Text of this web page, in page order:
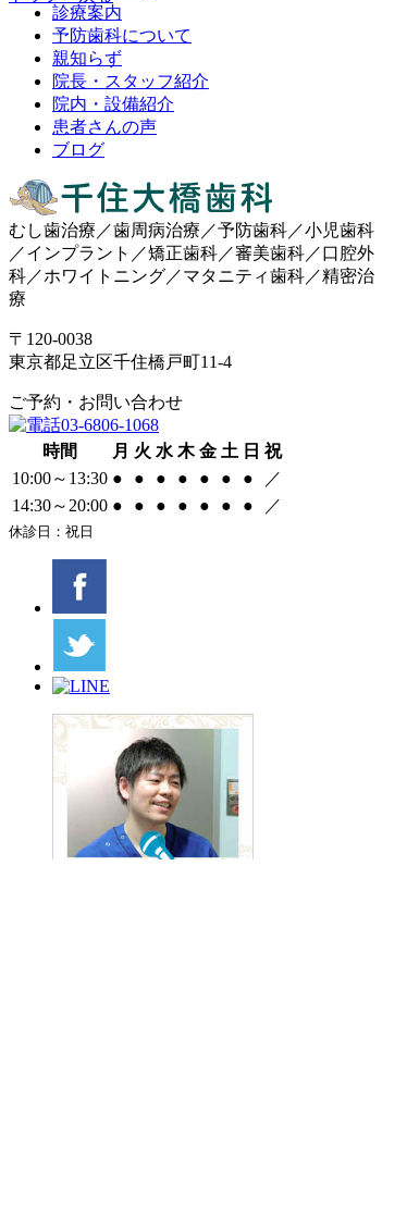
診療案内
予防歯科について
親知らず
院長・スタッフ紹介
院内・設備紹介
患者さんの声
ブログ
むし歯治療／歯周病治療／予防歯科／小児歯科
／インプラント／矯正歯科／審美歯科／口腔外
科／ホワイトニング／マタニティ歯科／精密治
療
〒120-0038
東京都足立区千住橋戸町11-4
ご予約・お問い合わせ
03-6806-1068
時間
月 火 水 木 金 土 日 祝
10:00～13:30 ● ● ● ● ● ● ●
／
14:30～20:00 ● ● ● ● ● ● ● ／
休診日：祝日